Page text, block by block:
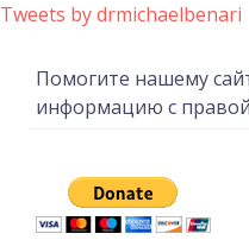
Tweets by drmichaelbenari
Помогите нашему
информацию с